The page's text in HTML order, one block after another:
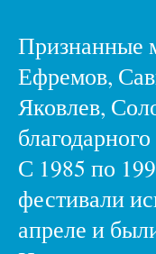
Признанные
Ефремов,
Яковлев,
С 1985 по
фестивали
апреле и